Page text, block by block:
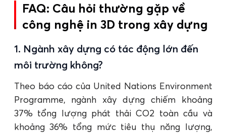
FAQ: Câu hỏi thường gặp về
công nghệ in 3D trong xây dựng
1. Ngành xây dựng có tác động lớn đến
môi trường không?
Theo báo cáo của United Nations Environment
Programme, ngành xây dựng chiếm khoảng
37% tổng lượng phát thải CO2 toàn cầu và
khoảng 36% tổng mức tiêu thụ năng lượng,